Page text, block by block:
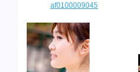
af0100009045